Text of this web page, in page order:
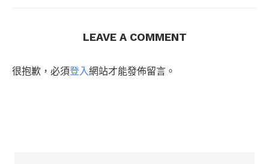
LEAVE A COMMENT
很抱歉，必須登入網站才能發佈留言。